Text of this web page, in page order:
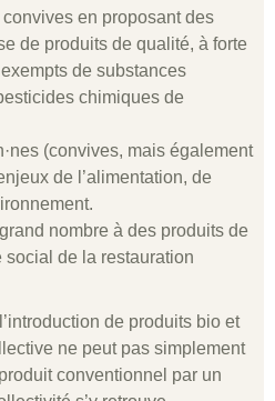
en proposant des
de produits de qualité, à forte
de substances
chimiques de
(convives, mais également
de l’alimentation, de
nombre à des produits de
de la restauration
de produits bio et
ne peut pas simplement
conventionnel par un